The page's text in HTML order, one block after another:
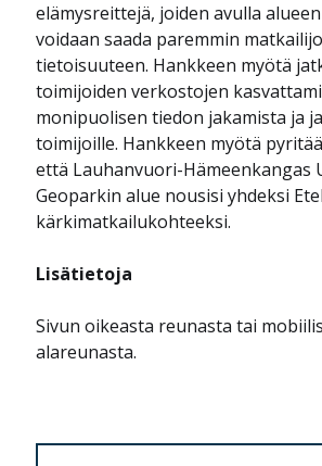
elämysreittejä, joiden avulla
voidaan saada paremmin
tietoisuuteen. Hankkeen myötä
toimijoiden verkostojen
monipuolisen tiedon jakamista ja
toimijoille. Hankkeen myötä
että Lauhanvuori-Hämeenkangas
Geoparkin alue nousisi yhdeksi
kärkimatkailukohteeksi.
Lisätietoja
Sivun oikeasta reunasta tai
alareunasta.